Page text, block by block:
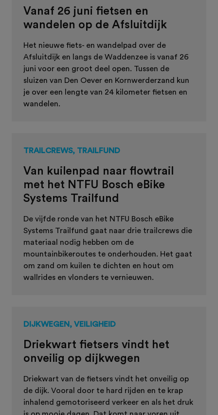
Vanaf 26 juni fietsen en
wandelen op de Afsluitdijk
Het nieuwe fiets- en wandelpad over de
Afsluitdijk en langs de Waddenzee is vanaf 26
juni voor een groot deel open. Tussen de
sluizen van Den Oever en Kornwerderzand kun
je over een lengte van 24 kilometer fietsen en
wandelen.
TRAILCREWS, TRAILFUND
Van kuilenpad naar flowtrail
met het NTFU Bosch eBike
Systems Trailfund
De vijfde ronde van het NTFU Bosch eBike
Systems Trailfund gaat naar drie trailcrews die
materiaal nodig hebben om de
mountainbikeroutes te onderhouden. Het gaat
om zand om kuilen te dichten en hout om
wallrides en vlonders te vernieuwen.
DIJKWEGEN, VEILIGHEID
Driekwart fietsers vindt het
onveilig op dijkwegen
Driekwart van de fietsers vindt het onveilig op
de dijk. Vooral door te hard rijden en te krap
inhalend gemotoriseerd verkeer en als het druk